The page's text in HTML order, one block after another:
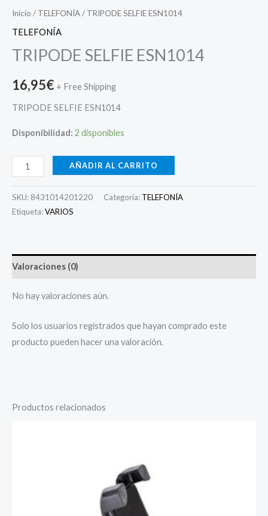
Inicio / TELEFONÍA/ TRIPODE SELFIE ESN1014
TELEFONÍA
TRIPODE SELFIE ESN1014
16,95€ + Free Shipping
TRIPODE SELFIE ESN1014
Disponibilidad: 2 disponibles
AÑADIR AL CARRITO
SKU: 8431014201220 Categoría: TELEFONÍA
Etiqueta:VARIOS
Valoraciones (0)
No hay valoraciones aún.
Solo los usuarios registrados que hayan comprado este
producto pueden hacer una valoración.
Productos relacionados